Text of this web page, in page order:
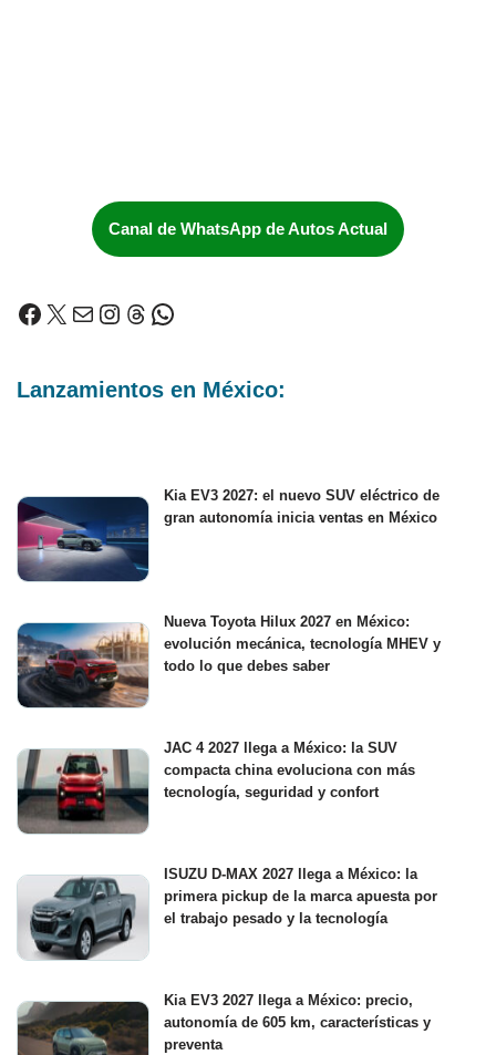
Canal de WhatsApp de Autos Actual
Lanzamientos en México:
Kia EV3 2027: el nuevo SUV eléctrico de
gran autonomía inicia ventas en México
Nueva Toyota Hilux 2027 en México:
evolución mecánica, tecnología MHEV y
todo lo que debes saber
JAC 4 2027 llega a México: la SUV
compacta china evoluciona con más
tecnología, seguridad y confort
ISUZU D-MAX 2027 llega a México: la
primera pickup de la marca apuesta por
el trabajo pesado y la tecnología
Kia EV3 2027 llega a México: precio,
autonomía de 605 km, características y
preventa